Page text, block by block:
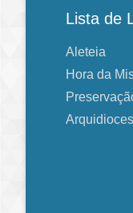
Lista de
Aleteia
Hora da